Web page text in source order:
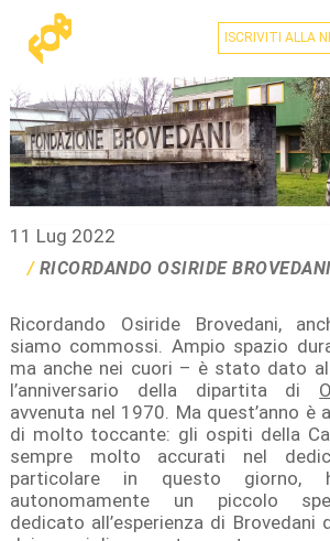
ISCRIVITI ALLA
RICORDANDO OSIRIDE
11 Lug 2022
Ricordando Osiride Brovedani,
siamo commossi. Ampio spazio
ma anche nei cuori – è stato dato
l’anniversario della dipartita di
avvenuta nel 1970. Ma quest’anno è
di molto toccante: gli ospiti della
sempre molto accurati nel
particolare in questo giorno,
autonomamente un piccolo
dedicato all’esperienza di Brovedani